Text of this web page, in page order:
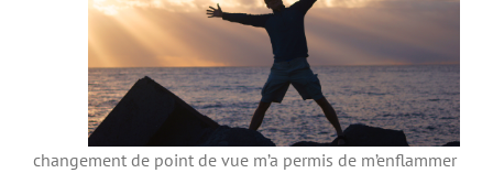
changement de point de vue m’a permis de m’enflammer